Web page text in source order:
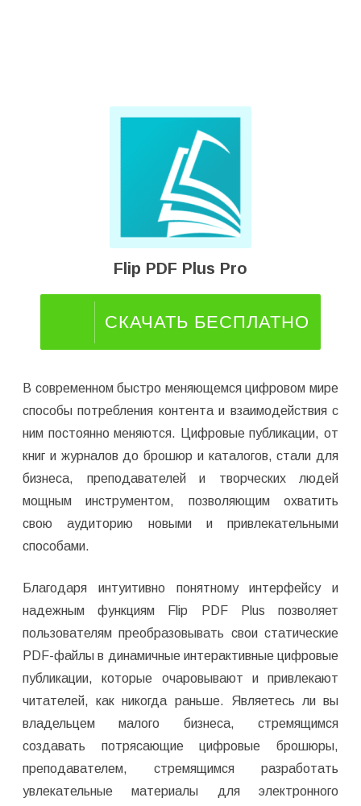
Flip PDF Plus Pro
СКАЧАТЬ БЕСПЛАТНО
В современном быстро меняющемся цифровом мире
способы потребления контента и взаимодействия с
ним постоянно меняются. Цифровые публикации, от
книг и журналов до брошюр и каталогов, стали для
бизнеса, преподавателей и творческих людей
мощным инструментом, позволяющим охватить
свою аудиторию новыми и привлекательными
способами.
Благодаря интуитивно понятному интерфейсу и
надежным функциям Flip PDF Plus позволяет
пользователям преобразовывать свои статические
PDF-файлы в динамичные интерактивные цифровые
публикации, которые очаровывают и привлекают
читателей, как никогда раньше. Являетесь ли вы
владельцем малого бизнеса, стремящимся
создавать потрясающие цифровые брошюры,
преподавателем, стремящимся разработать
увлекательные материалы для электронного